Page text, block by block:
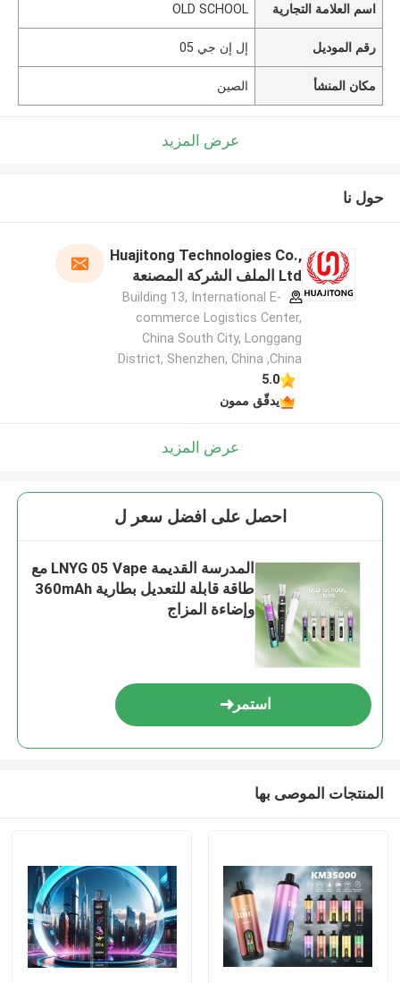
اسم العلامة التجارية OLD SCHOOL
رقم الموديل إل إن جي 05
مكان المنشأ الصين
عرض المزيد
حول نا
Huajitong Technologies Co.,
Ltd الملف الشركة المصنعة
Building 13, International E-
commerce Logistics Center,
China South City, Longgang
District, Shenzhen, China ,China
5.0
يدقّق ممون
عرض المزيد
احصل على افضل سعر ل
المدرسة القديمة LNYG 05 Vape مع
طاقة قابلة للتعديل بطارية 360mAh
وإضاءة المزاج
استمر
المنتجات الموصى بها